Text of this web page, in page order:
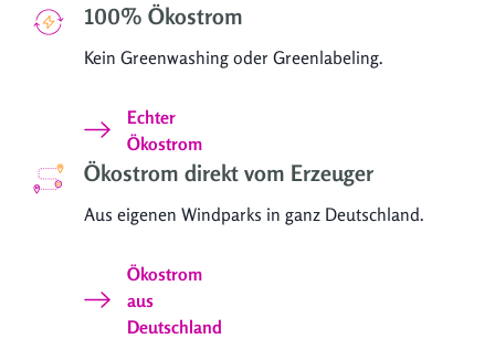
100% Ökostrom
Kein Greenwashing oder Greenlabeling.
Echter
Ökostrom
Ökostrom direkt vom Erzeuger
Aus eigenen Windparks in ganz Deutschland.
Ökostrom
aus
Deutschland